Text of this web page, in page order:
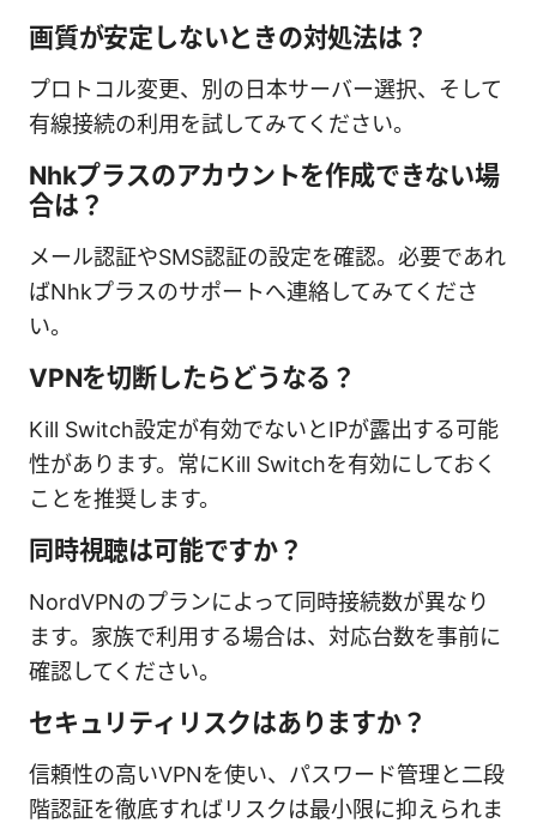
画質が安定しないときの対処法は？
プロトコル変更、別の日本サーバー選択、そして
有線接続の利用を試してみてください。
Nhkプラスのアカウントを作成できない場
合は？
メール認証やSMS認証の設定を確認。必要であれ
ばNhkプラスのサポートへ連絡してみてくださ
い。
VPNを切断したらどうなる？
Kill Switch設定が有効でないとIPが露出する可能
性があります。常にKill Switchを有効にしておく
ことを推奨します。
同時視聴は可能ですか？
NordVPNのプランによって同時接続数が異なり
ます。家族で利用する場合は、対応台数を事前に
確認してください。
セキュリティリスクはありますか？
信頼性の高いVPNを使い、パスワード管理と二段
階認証を徹底すればリスクは最小限に抑えられま